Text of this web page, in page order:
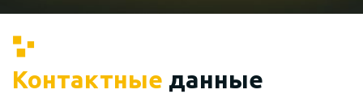
Контактные данные